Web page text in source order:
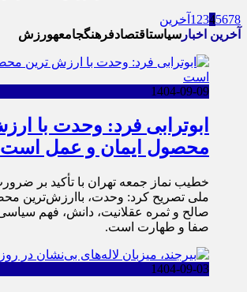
1 2345678
آخرین
آخرین اخبار سیاستاقتصادفرهنگجامعهورزش
1404-09-09
ابوترابی فرد: وحدت با
محصول ایمان و عمل است
خطیب نماز جمعه تهران با تأکید بر
ملی تصریح کرد: وحدت، باارزش‌ترین
صالح و ثمره عقلانیت، دانش، فهم
صفا و طهارت است.
1404-09-03